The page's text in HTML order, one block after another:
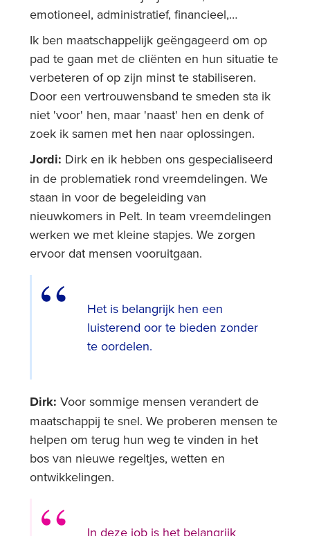
emotioneel, administratief, financieel,…
Ik ben maatschappelijk geëngageerd om op
pad te gaan met de cliënten en hun situatie te
verbeteren of op zijn minst te stabiliseren.
Door een vertrouwensband te smeden sta ik
niet 'voor' hen, maar 'naast' hen en denk of
zoek ik samen met hen naar oplossingen.
Jordi: Dirk en ik hebben ons gespecialiseerd
in de problematiek rond vreemdelingen. We
staan in voor de begeleiding van
nieuwkomers in Pelt. In team vreemdelingen
werken we met kleine stapjes. We zorgen
ervoor dat mensen vooruitgaan.
Het is belangrijk hen een
luisterend oor te bieden zonder
te oordelen.
Dirk: Voor sommige mensen verandert de
maatschappij te snel. We proberen mensen te
helpen om terug hun weg te vinden in het
bos van nieuwe regeltjes, wetten en
ontwikkelingen.
In deze job is het belangrijk